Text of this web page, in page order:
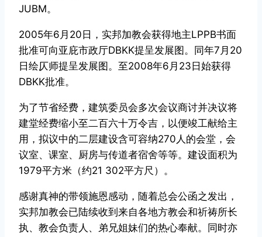
JUBM。
2005年6月20日，实邦加教会获得地主LPPB书面
批准可向亚庇市政厅DBKK提呈发展图。同年7月20
日绘仄师提呈发展图。至2008年6月23日始获得
DBKK批准。
为了节省经费，建筑委员会多次会议商讨并决议将
建堂经费缩小至二百六十万令吉，以便竣工献给主
用，拟议中的二层建设含可容纳270人的会堂，会
议室、课室、厨房与传道者宿舍等等。建设面积为
1979平方米（约21 302平方尺）。
感谢真神的带领施恩感动，随着总会公函之发出，
实邦加教会已陆续收到来自各地方教会和祈祷所长
执、教会负责人、弟兄姐妹们的热心奉献。同时亦